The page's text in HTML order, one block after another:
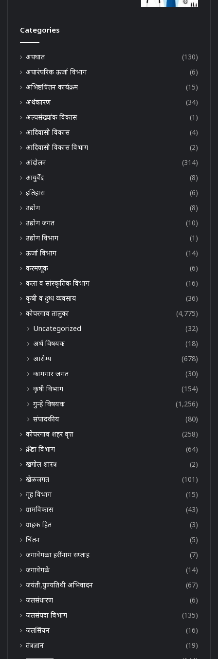
Categories
अपघात
(130)
अपारंपरिक ऊर्जा विभाग
(6)
अभिष्टचिंतन कार्यक्रम
(15)
अर्थकारण
(34)
अल्पसंख्यांक विकास
(1)
आदिवासी विकास
(4)
आदिवासी विकास विभाग
(2)
आंदोलन
(314)
आयुर्वेद
(8)
इतिहास
(6)
उद्योग
(8)
उद्योग जगत
(10)
उद्योग विभाग
(1)
ऊर्जा विभाग
(14)
करमणूक
(6)
कला व सांस्कृतिक विभाग
(16)
कृषी व दुग्ध व्यवसाय
(36)
कोपरगाव तालुका
(4,775)
Uncategorized
(32)
अर्थ विषयक
(18)
आरोग्य
(678)
कामगार जगत
(30)
कृषी विभाग
(154)
गुन्हे विषयक
(1,256)
संपादकीय
(80)
कोपरगाव शहर वृत्त
(258)
क्रीडा विभाग
(64)
खगोल शास्त्र
(2)
खेळजगत
(101)
गृह विभाग
(15)
ग्रामविकास
(43)
ग्राहक हित
(3)
चिंतन
(5)
जगावेगळा हरींनाम सप्ताह
(7)
जगावेगळे
(14)
जयंती,पुण्यतिथी अभिवादन
(67)
जलसंधारण
(6)
जलसंपदा विभाग
(135)
जलसिंचन
(16)
तंत्रज्ञान
(19)